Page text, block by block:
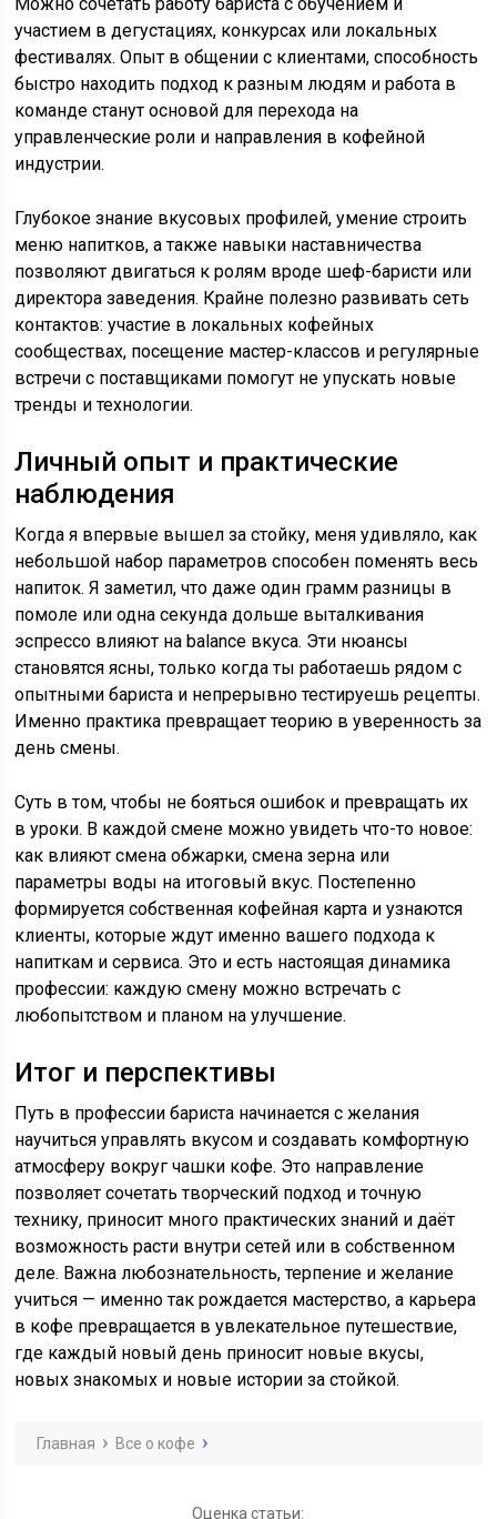
участием в дегустациях, конкурсах или локальных
фестивалях. Опыт в общении с клиентами, способность
быстро находить подход к разным людям и работа в
команде станут основой для перехода на
управленческие роли и направления в кофейной
индустрии.
Глубокое знание вкусовых профилей, умение строить
меню напитков, а также навыки наставничества
позволяют двигаться к ролям вроде шеф-баристи или
директора заведения. Крайне полезно развивать сеть
контактов: участие в локальных кофейных
сообществах, посещение мастер-классов и регулярные
встречи с поставщиками помогут не упускать новые
тренды и технологии.
Личный опыт и практические
наблюдения
Когда я впервые вышел за стойку, меня удивляло, как
небольшой набор параметров способен поменять весь
напиток. Я заметил, что даже один грамм разницы в
помоле или одна секунда дольше выталкивания
эспрессо влияют на balance вкуса. Эти нюансы
становятся ясны, только когда ты работаешь рядом с
опытными бариста и непрерывно тестируешь рецепты.
Именно практика превращает теорию в уверенность за
день смены.
Суть в том, чтобы не бояться ошибок и превращать их
в уроки. В каждой смене можно увидеть что-то новое:
как влияют смена обжарки, смена зерна или
параметры воды на итоговый вкус. Постепенно
формируется собственная кофейная карта и узнаются
клиенты, которые ждут именно вашего подхода к
напиткам и сервиса. Это и есть настоящая динамика
профессии: каждую смену можно встречать с
любопытством и планом на улучшение.
Итог и перспективы
Путь в профессии бариста начинается с желания
научиться управлять вкусом и создавать комфортную
атмосферу вокруг чашки кофе. Это направление
позволяет сочетать творческий подход и точную
технику, приносит много практических знаний и даёт
возможность расти внутри сетей или в собственном
деле. Важна любознательность, терпение и желание
учиться — именно так рождается мастерство, а карьера
в кофе превращается в увлекательное путешествие,
где каждый новый день приносит новые вкусы,
новых знакомых и новые истории за стойкой.
Главная Все о кофе
Оценка статьи: